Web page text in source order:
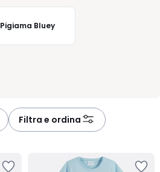
Pigiama Bluey
Filtra e ordina